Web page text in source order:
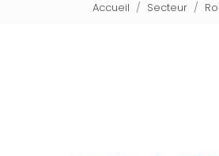
Accueil Secteur